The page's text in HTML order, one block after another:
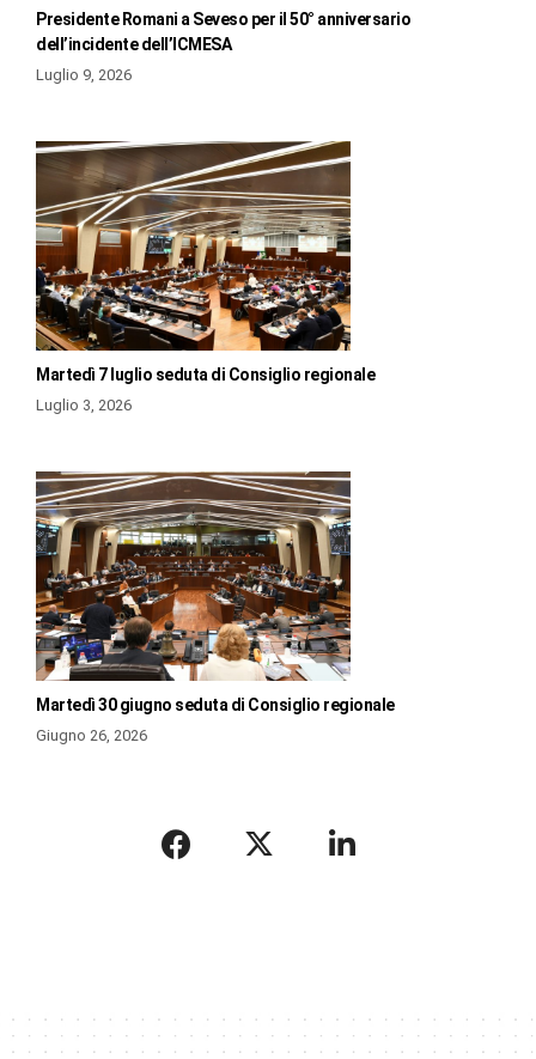
Presidente Romani a Seveso per il 50° anniversario
dell’incidente dell’ICMESA
Luglio 9, 2026
Martedì 7 luglio seduta di Consiglio regionale
Luglio 3, 2026
Martedì 30 giugno seduta di Consiglio regionale
Giugno 26, 2026